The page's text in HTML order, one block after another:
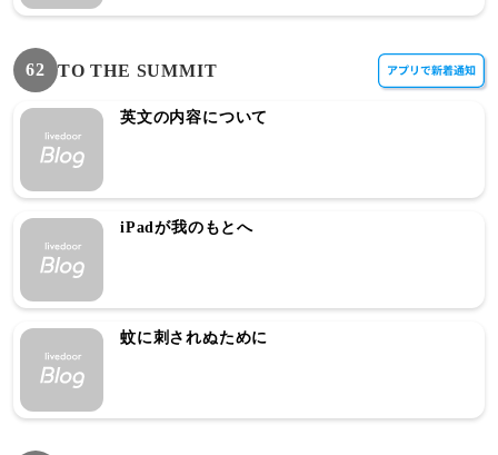
62 TO THE SUMMIT
英文の内容について
iPadが我のもとへ
蚊に刺されぬために